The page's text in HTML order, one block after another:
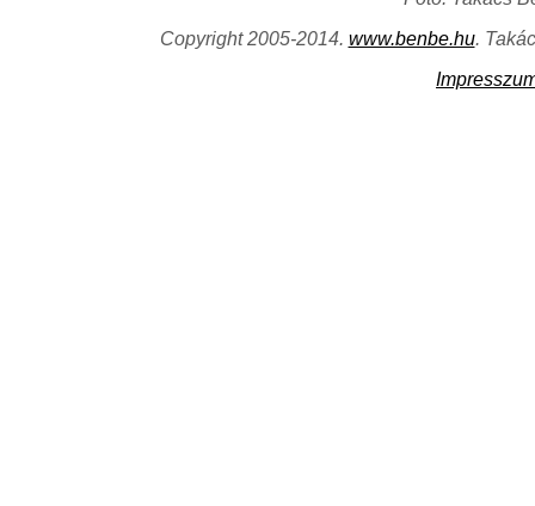
Copyright 2005-2014. www.benbe.hu.